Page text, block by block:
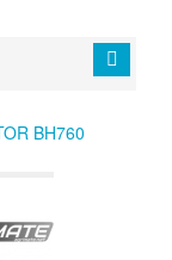
BH760